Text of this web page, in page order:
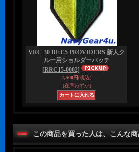
VRC-30 DET.5 PROVIDERS 新人ク
ルー用ショルダーパッチ
[RRC15-0002]
1,500円(税込)
[在庫わずか]
この商品を買った人は、こんな